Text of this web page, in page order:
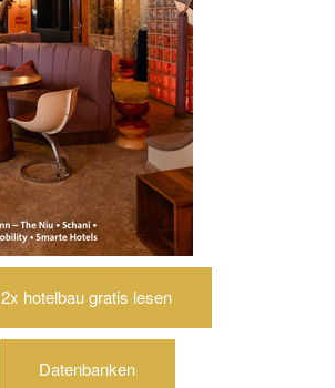
2x hotelbau gratis lesen
Datenbanken